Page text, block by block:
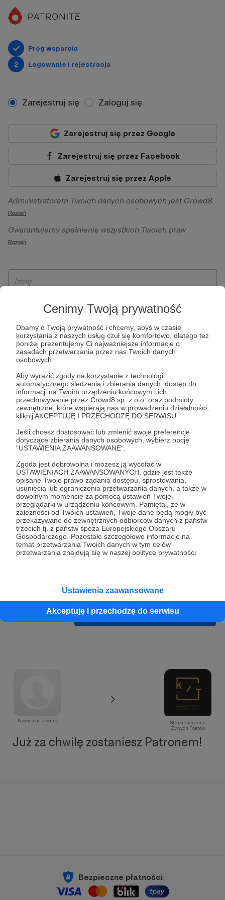
Cenimy Twoją prywatność
Dbamy o Twoją prywatność i chcemy, abyś w czasie
korzystania z naszych usług czuł się komfortowo, dlatego też
poniżej prezentujemy Ci najważniejsze informacje o
zasadach przetwarzania przez nas Twoich danych
osobowych.
Aby wyrazić zgody na korzystanie z technologii
automatycznego śledzenia i zbierania danych, dostęp do
informacji na Twoim urządzeniu końcowym i ich
przechowywanie przez Crowd8 sp. z o.o. oraz podmioty
zewnętrzne, które wspierają nas w prowadzeniu działalności,
kliknij AKCEPTUJĘ I PRZECHODZĘ DO SERWISU.
Jeśli chcesz dostosować lub zmienić swoje preferencje
dotyczące zbierania danych osobowych, wybierz opcję
"USTAWIENIA ZAAWANSOWANE".
Zgoda jest dobrowolna i możesz ją wycofać w
USTAWIENIACH ZAAWANSOWANYCH, gdzie jest także
opisane Twoje prawo żądania dostępu, sprostowania,
usunięcia lub ograniczenia przetwarzania danych, a także w
dowolnym momencie za pomocą ustawień Twojej
przeglądarki w urządzeniu końcowym. Pamiętaj, że w
zależności od Twoich ustawień, Twoje dane będą mogły być
przekazywane do zewnętrznych odbiorców danych z państw
trzecich tj. z państw spoza Europejskiego Obszaru
Gospodarczego. Pozostałe szczegółowe informacje na
temat przetwarzania Twoich danych w tym celów
przetwarzania znajdują się w naszej polityce prywatności.
Ustawienia zaawansowane
Akceptuję i przechodzę do serwisu
Próg wsparcia
2
Logowanie i rejestracja
Zarejestruj się Zaloguj się
Zarejestruj się przez Google
Zarejestruj się przez Facebook
Zarejestruj się przez Apple
Administratorem Twoich danych osobowych jest Crowd8
sp. z o.o. z siedziba w Warszawie, ul. Żwirki i Wigury 16, 02-
092 Warszawa. Twoje dane osobowe będą przetwarzane w
szczególności w celu wykonania umowy zawartej z Tobą, w
Patronite.pl, w tym możliwości dokonywania oraz
otrzymywania wsparcia na naszej platformie oraz
Rozwiń
Gwarantujemy spełnienie wszystkich Twoich praw
wynikających z ogólnego rozporządzenia o ochronie
ich przenoszenia, niepodlegania zautomatyzowanemu
wyrażenia sprzeciwu wobec przetwarzania Twoich danych
osobowych. Rejestracja dla osób niepełnoletnich możliwa
jest po przekazaniu podpisanego formularza "Zgodna na
założenie konta przez osobę niepełnoletnią", formularz
dostępny jest na stronie regulaminu Patronite.pl.
Rozwiń
* Zapoznałem się i akceptujęRegulaminserwisu oraz
Prywatności.
* Wyrażam zgodę na przetwarzanie moich danych
osobowych podanych w formularzu rejestracyjnym w celu
prawidłowego świadczenia usług serwisu Patronite.
Wyrażam zgodę na otrzymywanie drogą elektroniczną
informacji handlowych - newslettera. Opcja ta może zostać
zmieniona w ustawieniach konta.
Cofnij Zarejestruj się i przejdź dalej
Nowy użytkownik
Stowarzyszenie
Żywych Poetów
Już za chwilę zostaniesz Patronem!
Bezpieczne płatności